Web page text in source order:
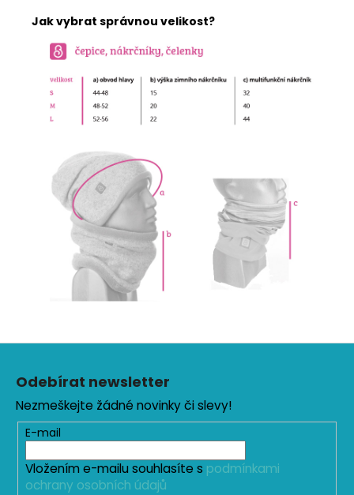
Jak vybrat správnou velikost?
Z
Odebírat newsletter
Nezmeškejte žádné novinky či slevy!
E-mail
Vložením e-mailu souhlasíte s podmínkami
ochrany osobních údajů